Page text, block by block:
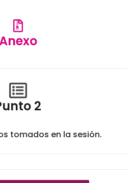
2
tomados en la sesión.